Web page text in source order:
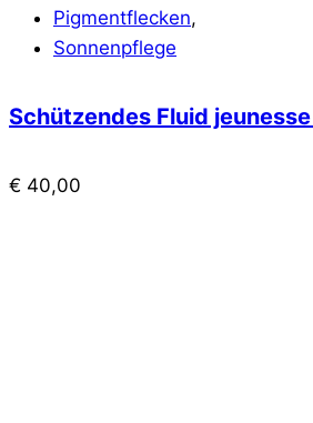
Pigmentflecken,
Sonnenpflege
Schützendes Fluid
€ 40,00